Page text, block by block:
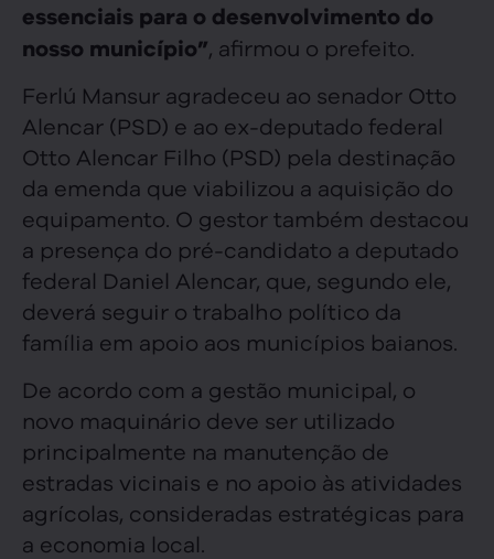
essenciais para o desenvolvimento do
nosso município”, afirmou o prefeito.
Ferlú Mansur agradeceu ao senador Otto
Alencar (PSD) e ao ex-deputado federal
Otto Alencar Filho (PSD) pela destinação
da emenda que viabilizou a aquisição do
equipamento. O gestor também destacou
a presença do pré-candidato a deputado
federal Daniel Alencar, que, segundo ele,
deverá seguir o trabalho político da
família em apoio aos municípios baianos.
De acordo com a gestão municipal, o
novo maquinário deve ser utilizado
principalmente na manutenção de
estradas vicinais e no apoio às atividades
agrícolas, consideradas estratégicas para
a economia local.